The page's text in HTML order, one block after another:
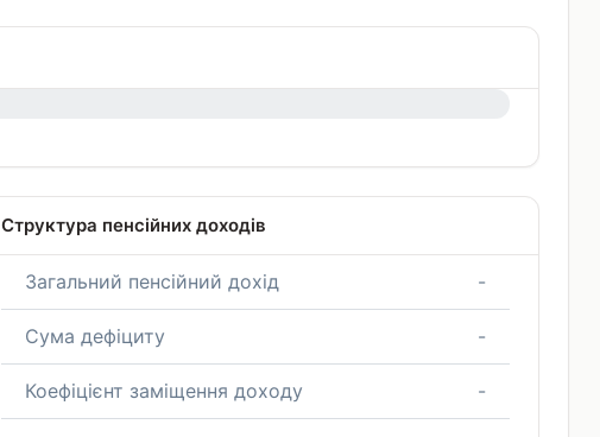
Структура пенсійних доходів
Загальний пенсійний дохід -
Сума дефіциту -
Коефіцієнт заміщення доходу -